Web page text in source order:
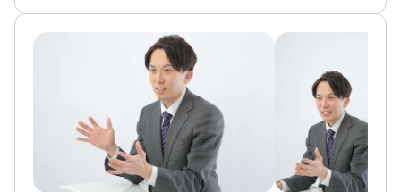
ご相談者様の権利をしっかりと守り、できる限り円
相続は、相続人同士の関係が密接であるがゆえに、
感情的になり、意見の対立が生じやすいものです。
遺産をめぐり対立している状態で、相手と直接顔を
合わせて話し合うこと自体が精神的に大きな負担と
なります。
相続問題を弁護士に依頼することで、相手との交渉
を弁護士に任せ、負担を大きく軽減できます。